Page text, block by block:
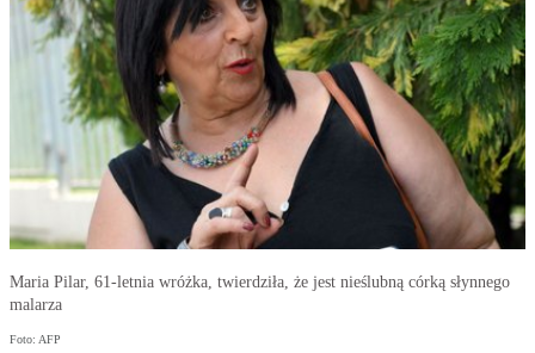
Maria Pilar, 61-letnia wróżka, twierdziła, że jest nieślubną córką słynnego
malarza
Foto: AFP